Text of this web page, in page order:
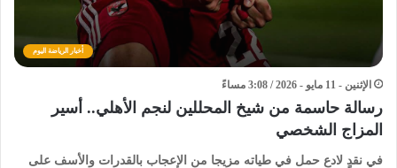
أخبار الرياضة اليوم
الإثنين - 11 مايو - 2026 / 3:08 مساءً
رسالة حاسمة من شيخ المحللين لنجم الأهلي.. أسير
المزاج الشخصي
في نقدٍ لادع حمل في طياته مزيجا من الإعجاب بالقدرات والأسف على